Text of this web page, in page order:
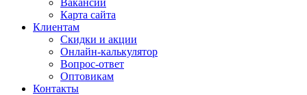
Вакансии
Карта сайта
Клиентам
Скидки и акции
Онлайн-калькулятор
Вопрос-ответ
Оптовикам
Контакты